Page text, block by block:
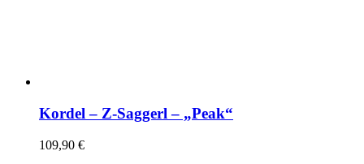
Kordel – Z-Saggerl – „Peak“
109,90 €